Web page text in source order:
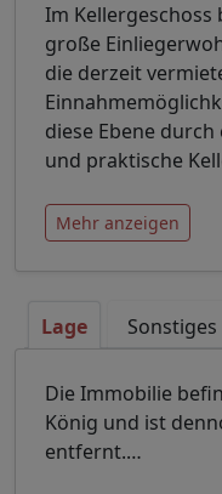
Im Kellergeschoss
große
die derzeit
diese Ebene
und praktische
Mehr anzeigen
Lage Sonstiges
Die Immobilie
König und ist
entfernt.…